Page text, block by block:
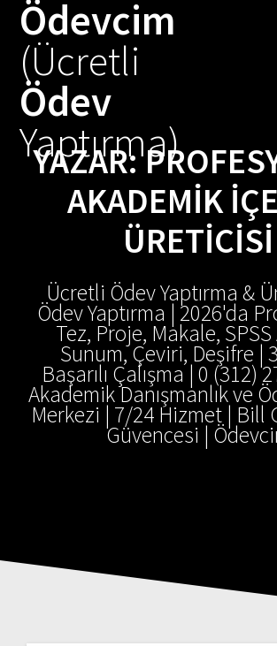
Ödevcim
(Ücretli
Ödev
Yaptırma)
YAZAR:
AKADEMIK
ÜRETICISI
Ücretli Ödev Yaptırma &
Ödev Yaptırma | 2026'da
Tez, Proje, Makale,
Sunum, Çeviri, Deşifre |
Başarılı Çalışma | 0 (312)
Akademik Danışmanlık ve
Merkezi | 7/24 Hizmet | Bill
Güvencesi |